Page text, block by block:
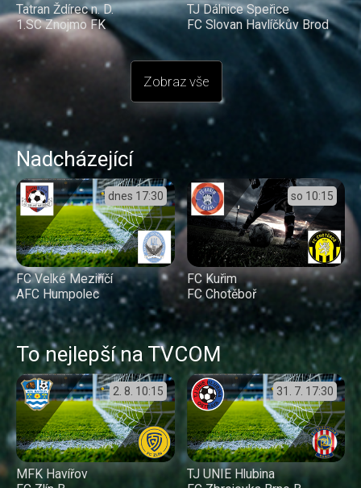
Tatran Ždírec n. D.
1.SC Znojmo FK
TJ Dálnice Speřice
FC Slovan Havlíčkův Brod
Zobraz vše
Nadcházející
dnes 17:30
FC Velké Meziříčí
AFC Humpolec
so 10:15
FC Kuřim
FC Chotěboř
To nejlepší na TVCOM
2. 8. 10:15
MFK Havířov
31. 7. 17:30
TJ UNIE Hlubina